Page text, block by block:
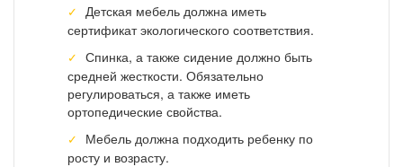
Детская мебель должна иметь
сертификат экологического соответствия.
Спинка, а также сидение должно быть
средней жесткости. Обязательно
регулироваться, а также иметь
ортопедические свойства.
Мебель должна подходить ребенку по
росту и возрасту.